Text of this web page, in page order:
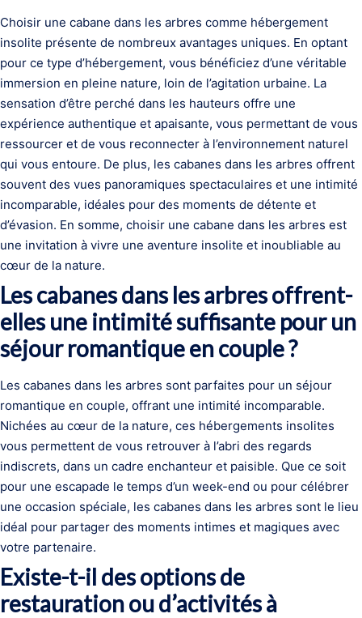
Choisir une cabane dans les arbres comme hébergement
insolite présente de nombreux avantages uniques. En optant
pour ce type d’hébergement, vous bénéficiez d’une véritable
immersion en pleine nature, loin de l’agitation urbaine. La
sensation d’être perché dans les hauteurs offre une
expérience authentique et apaisante, vous permettant de vous
ressourcer et de vous reconnecter à l’environnement naturel
qui vous entoure. De plus, les cabanes dans les arbres offrent
souvent des vues panoramiques spectaculaires et une intimité
incomparable, idéales pour des moments de détente et
d’évasion. En somme, choisir une cabane dans les arbres est
une invitation à vivre une aventure insolite et inoubliable au
cœur de la nature.
Les cabanes dans les arbres offrent-
elles une intimité suffisante pour un
séjour romantique en couple ?
Les cabanes dans les arbres sont parfaites pour un séjour
romantique en couple, offrant une intimité incomparable.
Nichées au cœur de la nature, ces hébergements insolites
vous permettent de vous retrouver à l’abri des regards
indiscrets, dans un cadre enchanteur et paisible. Que ce soit
pour une escapade le temps d’un week-end ou pour célébrer
une occasion spéciale, les cabanes dans les arbres sont le lieu
idéal pour partager des moments intimes et magiques avec
votre partenaire.
Existe-t-il des options de
restauration ou d’activités à